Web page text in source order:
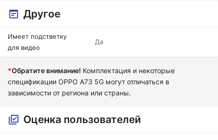
Другое
Имеет подстветку
для видео
Да
*Обратите внимание! Комплектация и некоторые
спецификации OPPO A73 5G могут отличаться в
зависимости от региона или страны.
Оценка пользователей